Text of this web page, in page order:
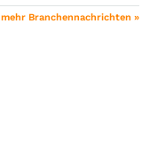
mehr Branchennachrichten »